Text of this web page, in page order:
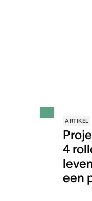
ARTIKEL
4
een